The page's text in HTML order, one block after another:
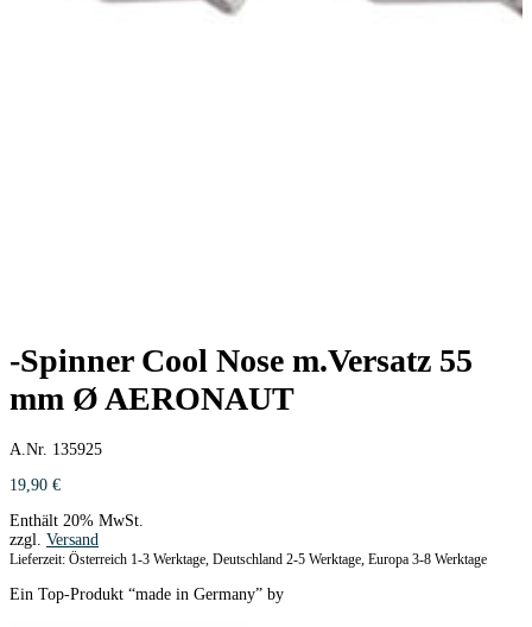
-Spinner Cool Nose m.Versatz 55
mm Ø AERONAUT
A.Nr. 135925
19,90 €
Enthält 20% MwSt.
zzgl. Versand
Lieferzeit: Österreich 1-3 Werktage, Deutschland 2-5 Werktage, Europa 3-8 Werktage
Ein Top-Produkt “made in Germany” by